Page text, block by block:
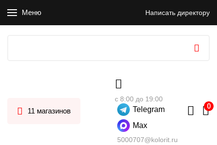
Меню Написать директору
11 магазинов
с 8:00 до 19:00
Telegram
Max
5000707@kolorit.ru